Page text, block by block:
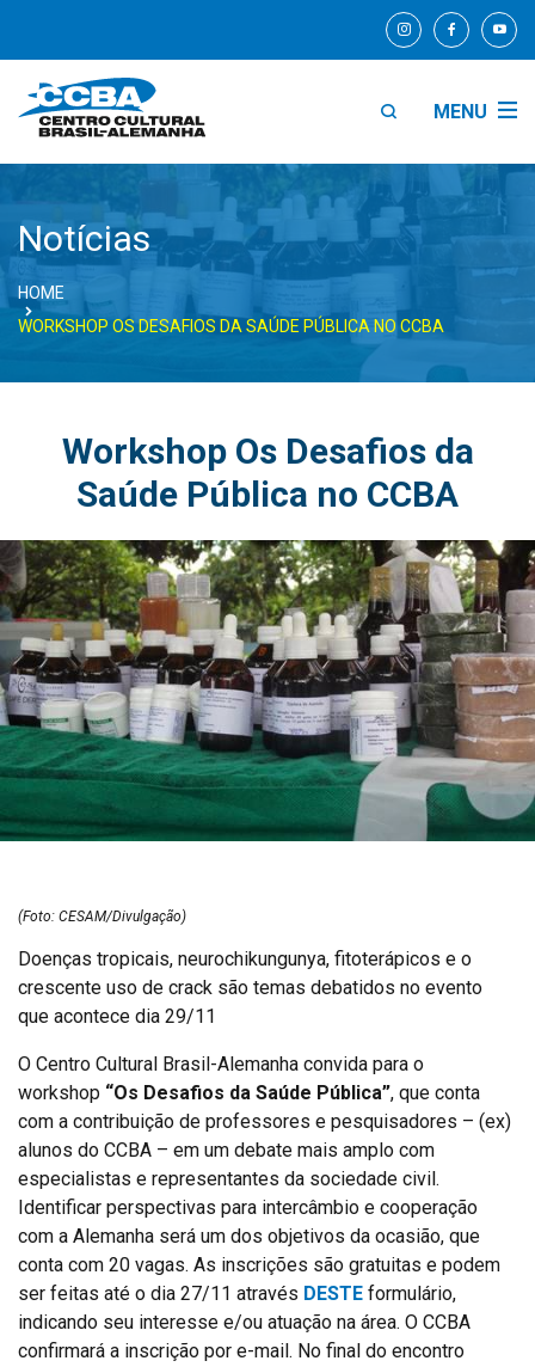
MENU
Notícias
HOME
WORKSHOP OS DESAFIOS DA SAÚDE PÚBLICA NO CCBA
Workshop Os Desafios da
Saúde Pública no CCBA
(Foto: CESAM/Divulgação)
Doenças tropicais, neurochikungunya, fitoterápicos e o
crescente uso de crack são temas debatidos no evento
que acontece dia 29/11
O Centro Cultural Brasil-Alemanha convida para o
workshop “Os Desafios da Saúde Pública”, que conta
com a contribuição de professores e pesquisadores – (ex)
alunos do CCBA – em um debate mais amplo com
especialistas e representantes da sociedade civil.
Identificar perspectivas para intercâmbio e cooperação
com a Alemanha será um dos objetivos da ocasião, que
conta com 20 vagas. As inscrições são gratuitas e podem
ser feitas até o dia 27/11 através DESTE formulário,
indicando seu interesse e/ou atuação na área. O CCBA
confirmará a inscrição por e-mail. No final do encontro